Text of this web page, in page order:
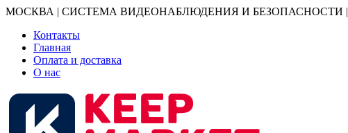
МОСКВА | СИСТЕМА ВИДЕОНАБЛЮДЕНИЯ И БЕЗОПАСНОСТИ |
Контакты
Главная
Оплата и доставка
О нас